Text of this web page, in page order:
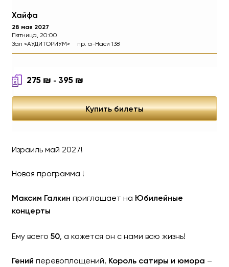
Хайфа
28 мая 2027
Пятница, 20:00
Зал «АУДИТОРИУМ»
пр. а-Наси 138
275 ₪ - 395 ₪
Купить билеты
Израиль май 2027!
Новая программа !
Максим Галкин приглашает на Юбилейные
концерты
Ему всего 50, а кажется он с нами всю жизнь!
Гений перевоплощений, Король сатиры и юмора –